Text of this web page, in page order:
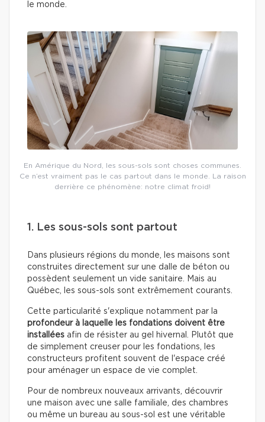
le monde.
En Amérique du Nord, les sous-sols sont choses communes.
Ce n’est vraiment pas le cas partout dans le monde. La raison
derrière ce phénomène: notre climat froid!
1. Les sous-sols sont partout
Dans plusieurs régions du monde, les maisons sont
construites directement sur une dalle de béton ou
possèdent seulement un vide sanitaire. Mais au
Québec, les sous-sols sont extrêmement courants.
Cette particularité s'explique notamment par la
profondeur à laquelle les fondations doivent être
installées afin de résister au gel hivernal. Plutôt que
de simplement creuser pour les fondations, les
constructeurs profitent souvent de l'espace créé
pour aménager un espace de vie complet.
Pour de nombreux nouveaux arrivants, découvrir
une maison avec une salle familiale, des chambres
ou même un bureau au sous-sol est une véritable